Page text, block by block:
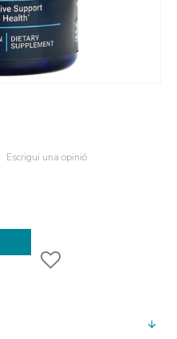
Escrigui una opinió